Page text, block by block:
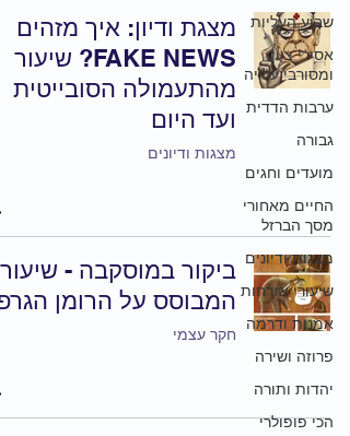
שבוע העליות
אסירי ציון
ומסורבי עלייה
ערבות הדדית
גבורה
מועדים וחגים
החיים מאחורי
מסך הברזל
מצגות ודיונים
שיעורי אזרחות
אמנות ודרמה
פרוזה ושירה
יהדות ותורה
הכי פופולרי
מצגת ודיון: איך מזהים
FAKE NEWS? שיעור
מהתעמולה הסובייטית
ועד היום
מצגות ודיונים
ביקור במוסקבה - שיעור
המבוסס על הרומן
חקר עצמי